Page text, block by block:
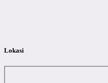
Lokasi